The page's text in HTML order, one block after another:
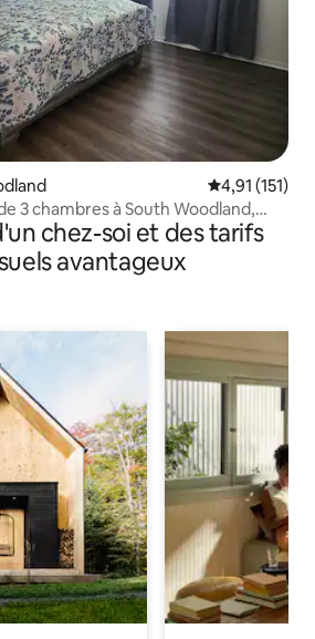
Évaluation
4,91 (151)
3 chambres à South Woodland,
chez-soi et des tarifs
avantageux